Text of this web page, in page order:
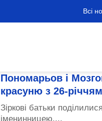
Всі
Пономарьов і
красуню з 26-річчям
Зіркові батьки
іменинницею....